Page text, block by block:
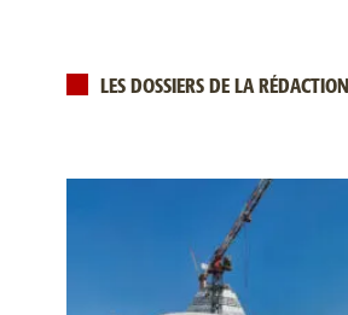
LES DOSSIERS DE LA RÉDACTION